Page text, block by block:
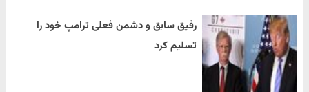
رفیق سابق و دشمن فعلی ترامپ خود را
تسلیم کرد